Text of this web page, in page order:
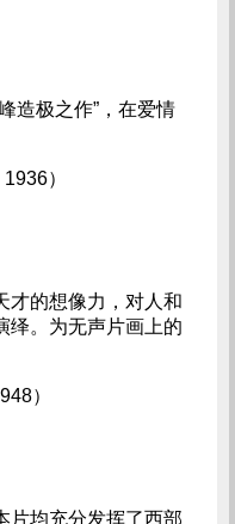
造极之作”，在爱情
）
才的想像力，对人和
绎。为无声片画上的
）
片均充分发挥了西部